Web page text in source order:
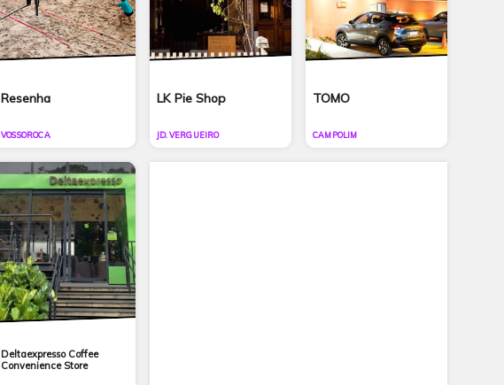
Resenha
VOSSOROCA
LK Pie Shop
JD. VERGUEIRO
TOMO
CAMPOLIM
Deltaexpresso Coffee
Convenience Store